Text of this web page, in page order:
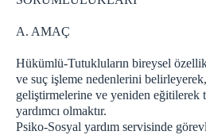
EĞİTİM BİRİMİ
SIK SORULAN SORULAR
ZİYARETLER
ZİYARET YÖNETMELİĞİ
A. AMAÇ
Hükümlü-Tutukluların bireysel
ve suç işleme nedenlerini
geliştirmelerine ve yeniden eğitilerek
yardımcı olmaktır.
Psiko-Sosyal yardım servisinde